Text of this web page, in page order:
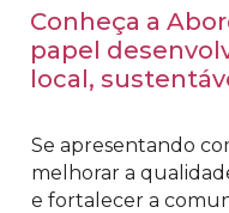
Conheça a
papel
local,
Se apresentando
melhorar a
e fortalecer a